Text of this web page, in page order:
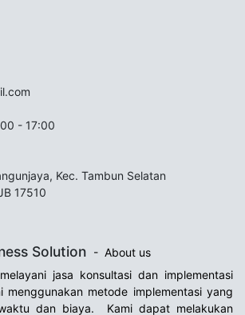
- 17:00
Kec. Tambun Selatan
17510
Solution - About us
jasa konsultasi dan implementasi
menggunakan metode implementasi yang
dan biaya. Kami dapat melakukan